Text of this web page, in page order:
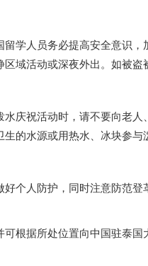
学人员务必提高安全意识，
域活动或深夜外出。如被盗
庆祝活动时，请不要向老
的水源或用热水、冰块参与
个人防护，同时注意防范
根据所处位置向中国驻泰国